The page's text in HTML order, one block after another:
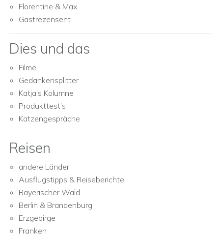
Florentine & Max
Gastrezensent
Dies und das
Filme
Gedankensplitter
Katja’s Kolumne
Produkttest’s
Katzengespräche
Reisen
andere Länder
Ausflugstipps & Reiseberichte
Bayerischer Wald
Berlin & Brandenburg
Erzgebirge
Franken